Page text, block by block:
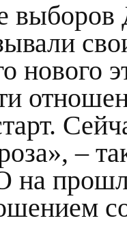
нового
–